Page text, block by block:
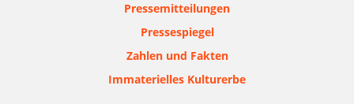
Pressemitteilungen
Pressespiegel
Zahlen und Fakten
Immaterielles Kulturerbe